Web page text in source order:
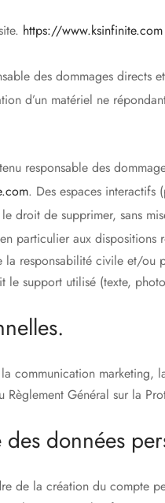
https://www.ksinfinite.com
des dommages directs
d’un matériel ne
responsable des
. Des espaces interactifs
le droit de supprimer, sans
particulier aux dispositions
responsabilité civile et/ou
le support utilisé (texte,
communication
Général sur la
données
de la création du compte